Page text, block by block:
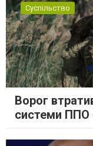
Суспільство
Ворог
системи